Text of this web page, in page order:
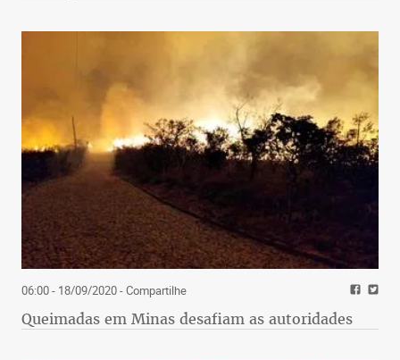
06:00 - 18/09/2020- Compartilhe
Queimadas em Minas desafiam as autoridades